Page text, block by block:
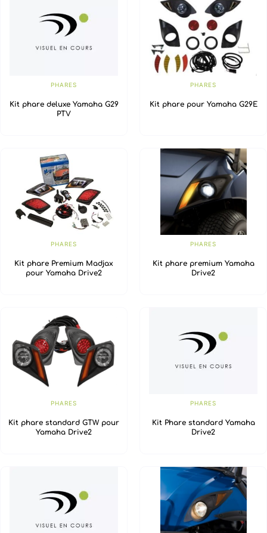
PHARES
Kit phare deluxe Yamaha G29
PTV
PHARES
Kit phare pour Yamaha G29E
PHARES
Kit phare Premium Madjax
pour Yamaha Drive2
PHARES
Kit phare premium Yamaha
Drive2
PHARES
Kit phare standard GTW pour
Yamaha Drive2
PHARES
Kit Phare standard Yamaha
Drive2